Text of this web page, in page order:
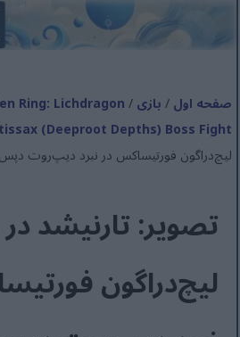
صفحه اول/بازی/
Ring: Lichdragon
(Deeproot Depths) Boss Fight
لیچ‌دراگون فورتیساکس در نبرد دیپ‌روت دپس
تصویر: تارنیشد
لیچ‌دراگون